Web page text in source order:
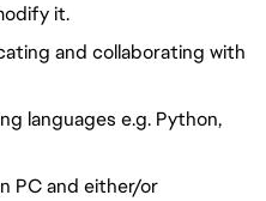
it.
and collaborating with
languages e.g. Python,
PC and either/or